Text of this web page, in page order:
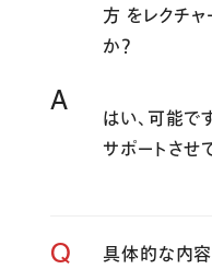
方 をレクチャ
か？
A
はい、可能で
サポートさせ
Q
具体的な内容